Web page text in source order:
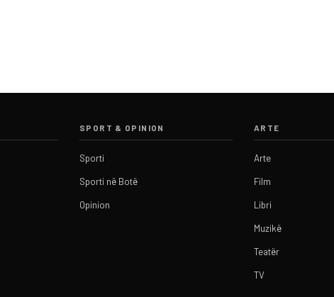
SPORT & OPINION
Sporti
Sporti në Botë
Opinion
ARTE
Arte
Film
Libri
Muzikë
Teatër
TV